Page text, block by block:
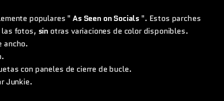
populares "As Seen on Socials ". Estos parches
las fotos, sin otras variaciones de color disponibles.
ancho.
con paneles de cierre de bucle.
Junkie.